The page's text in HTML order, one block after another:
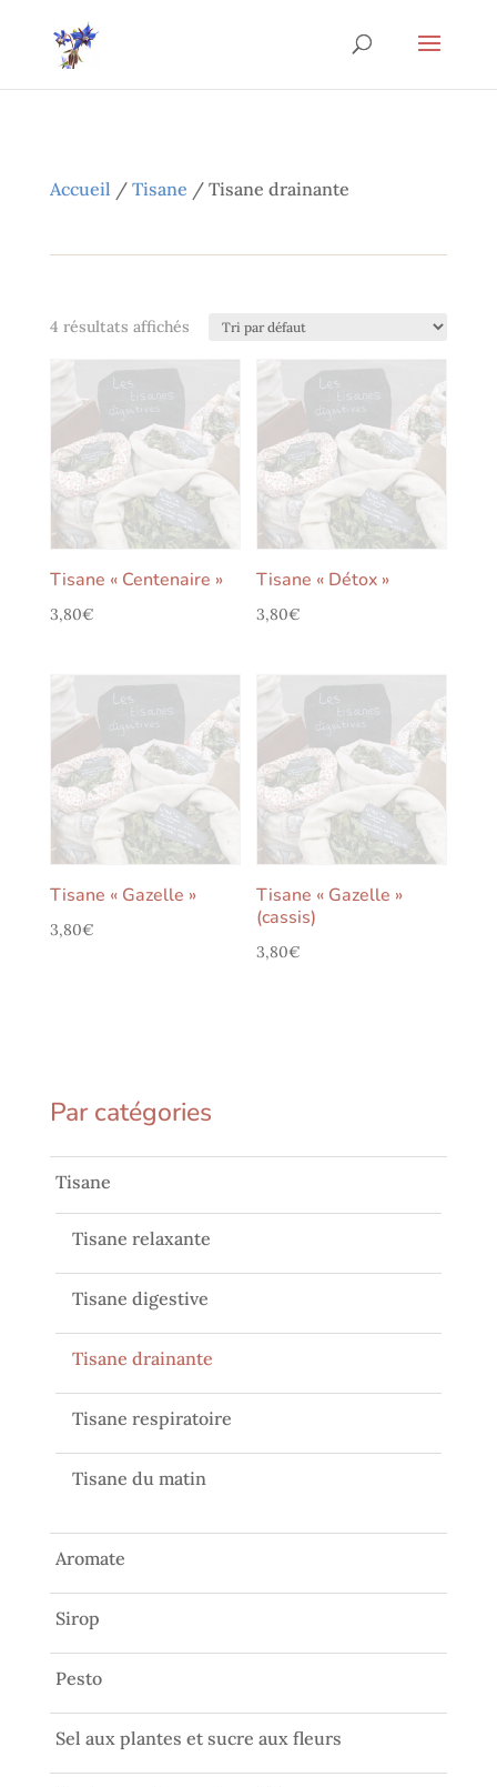
Accueil / Tisane / Tisane drainante
4 résultats affichés
Tisane « Centenaire »
3,80€
Tisane « Détox »
3,80€
Tisane « Gazelle »
3,80€
Tisane « Gazelle »
(cassis)
3,80€
Par catégories
Tisane
Tisane relaxante
Tisane digestive
Tisane drainante
Tisane respiratoire
Tisane du matin
Aromate
Sirop
Pesto
Sel aux plantes et sucre aux fleurs